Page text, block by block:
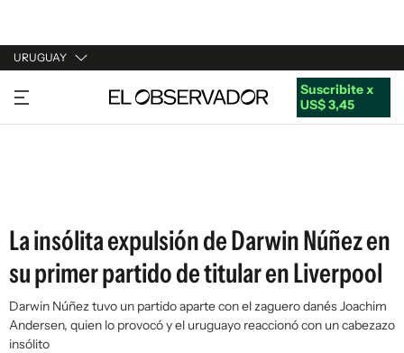
URUGUAY
URUGUAY
ARGENTINA
Suscribite x
US$ 3,45
La insólita expulsión de Darwin Núñez en
su primer partido de titular en Liverpool
Darwin Núñez tuvo un partido aparte con el zaguero danés Joachim
Andersen, quien lo provocó y el uruguayo reaccionó con un cabezazo
insólito